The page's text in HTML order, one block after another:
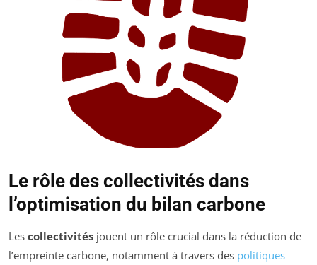
Le rôle des collectivités dans
l’optimisation du bilan carbone
Les collectivités jouent un rôle crucial dans la réduction de
l’empreinte carbone, notamment à travers des politiques